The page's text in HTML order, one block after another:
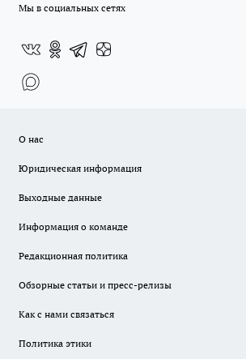
Мы в социальных сетях
О нас
Юридическая информация
Выходные данные
Информация о команде
Редакционная политика
Обзорные статьи и пресс-релизы
Как с нами связаться
Политика этики